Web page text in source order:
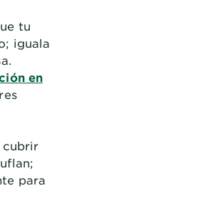
tu
iguala
en
cubrir
para